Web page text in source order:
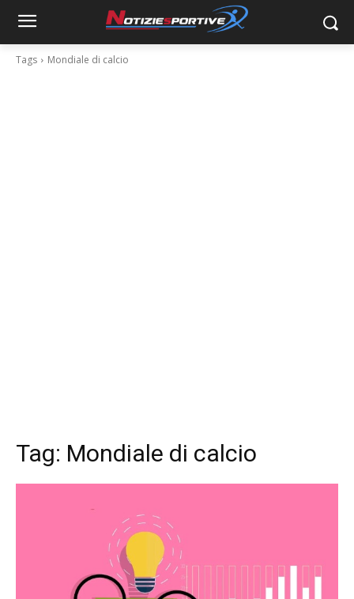
Tags Mondiale di calcio
Tag: Mondiale di calcio